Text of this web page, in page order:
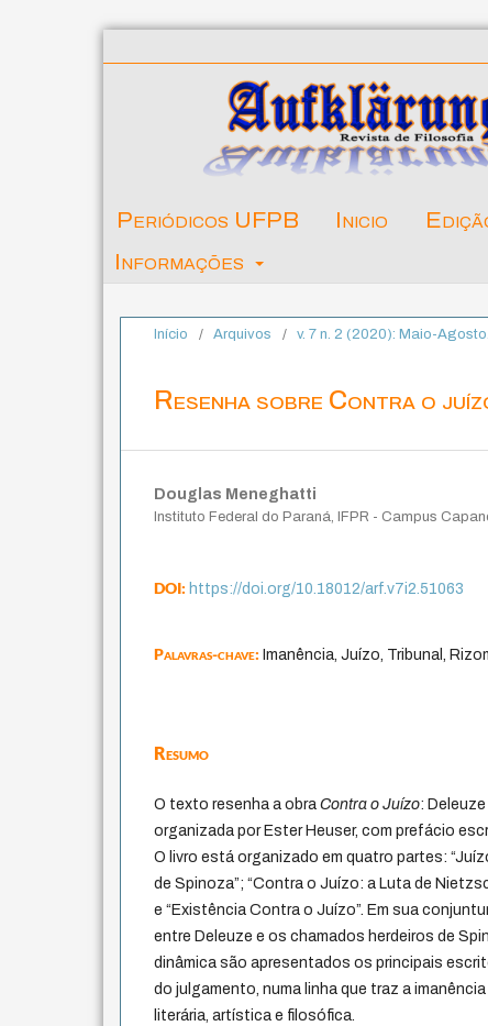
Periódicos UFPB Inicio
Informações
Início / Arquivos / v. 7 n. 2 (2020): Maio-
Resenha sobre Contra o
Douglas Meneghatti
Instituto Federal do Paraná, IFPR - Campus
DOI:https://doi.org/10.18012/arf.v7i2.51063
Palavras-chave:Imanência, Juízo, Tribunal,
Resumo
O texto resenha a obraContra o Juízo:
organizada por Ester Heuser, com prefácio
O livro está organizado em quatro partes:
de Spinoza”; “Contra o Juízo: a Luta de
e “Existência Contra o Juízo”. Em sua
entre Deleuze e os chamados herdeiros de
dinâmica são apresentados os principais
do julgamento, numa linha que traz a
literária, artística e filosófica.